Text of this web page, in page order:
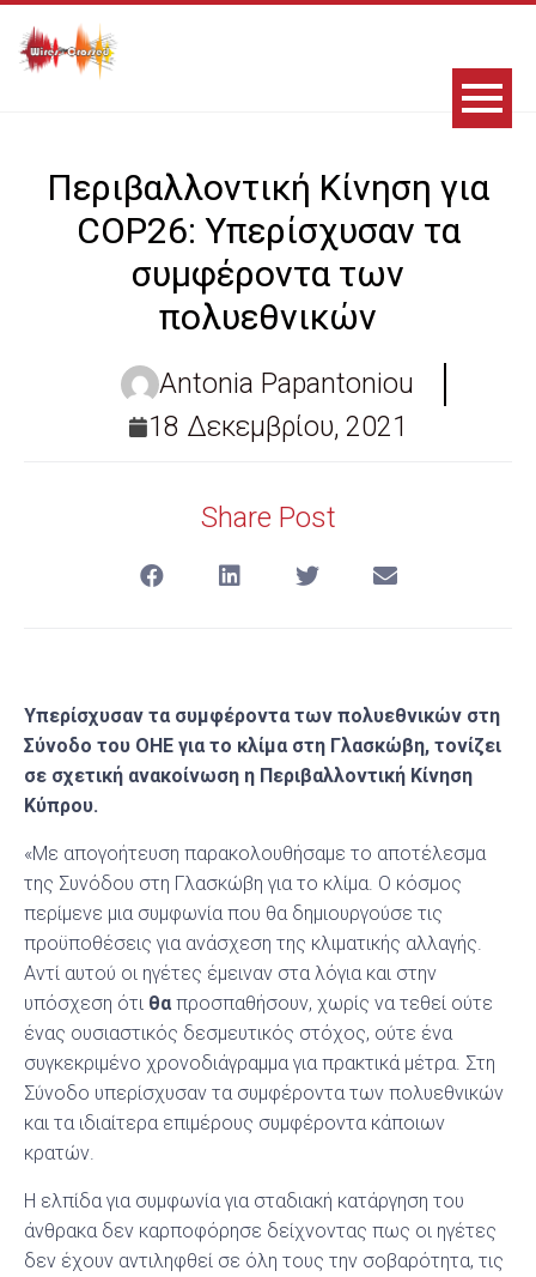
Περιβαλλοντική Κίνηση για
COP26: Υπερίσχυσαν τα
συμφέροντα των
πολυεθνικών
Antonia Papantoniou
18 Δεκεμβρίου, 2021
Share Post
Υπερίσχυσαν τα συμφέροντα των πολυεθνικών στη
Σύνοδο του ΟΗΕ για το κλίμα στη Γλασκώβη, τονίζει
σε σχετική ανακοίνωση η Περιβαλλοντική Κίνηση
Κύπρου.
«Με απογοήτευση παρακολουθήσαμε το αποτέλεσμα
της Συνόδου στη Γλασκώβη για το κλίμα. Ο κόσμος
περίμενε μια συμφωνία που θα δημιουργούσε τις
προϋποθέσεις για ανάσχεση της κλιματικής αλλαγής.
Αντί αυτού οι ηγέτες έμειναν στα λόγια και στην
υπόσχεση ότι θα προσπαθήσουν, χωρίς να τεθεί ούτε
ένας ουσιαστικός δεσμευτικός στόχος, ούτε ένα
συγκεκριμένο χρονοδιάγραμμα για πρακτικά μέτρα. Στη
Σύνοδο υπερίσχυσαν τα συμφέροντα των πολυεθνικών
και τα ιδιαίτερα επιμέρους συμφέροντα κάποιων
κρατών.
Η ελπίδα για συμφωνία για σταδιακή κατάργηση του
άνθρακα δεν καρποφόρησε δείχνοντας πως οι ηγέτες
δεν έχουν αντιληφθεί σε όλη τους την σοβαρότητα, τις